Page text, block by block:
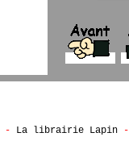
- La librairie Lapin